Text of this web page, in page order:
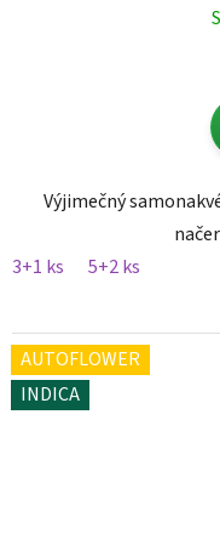
Výjimečný
3+1 ks
5+2 ks
AUTOFLOWER
INDICA